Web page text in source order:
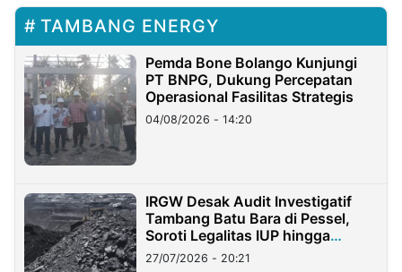
TAMBANG ENERGY
Pemda Bone Bolango Kunjungi
PT BNPG, Dukung Percepatan
Operasional Fasilitas Strategis
04/08/2026 - 14:20
IRGW Desak Audit Investigatif
Tambang Batu Bara di Pessel,
Soroti Legalitas IUP hingga
Stockpile
27/07/2026 - 20:21